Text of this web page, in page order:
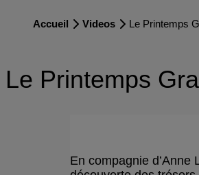
Accueil Videos Le Printemps
Le Printemps
En compagnie